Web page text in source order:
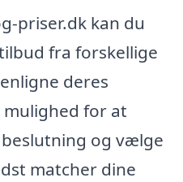
priser.dk kan du
fra forskellige
deres
mulighed for at
og vælge
matcher dine